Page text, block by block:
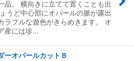
品。 横向きに立てて置くことも出
うど中心部にオパールの脈が露出
ラフルな遊色がきらめきます。 オ
産には珍…
ーオパールカットＢ